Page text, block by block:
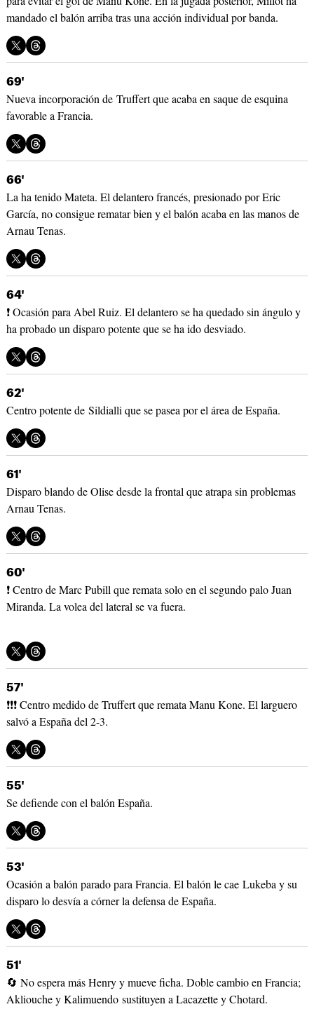
mandado el balón arriba tras una acción individual por banda.
69'
Nueva incorporación de Truffert que acaba en saque de esquina
favorable a Francia.
66'
La ha tenido Mateta. El delantero francés, presionado por Eric
García, no consigue rematar bien y el balón acaba en las manos de
Arnau Tenas.
64'
❗ Ocasión para Abel Ruiz. El delantero se ha quedado sin ángulo y
ha probado un disparo potente que se ha ido desviado.
62'
Centro potente de Sildialli que se pasea por el área de España.
61'
Disparo blando de Olise desde la frontal que atrapa sin problemas
Arnau Tenas.
60'
❗ Centro de Marc Pubill que remata solo en el segundo palo Juan
Miranda. La volea del lateral se va fuera.
57'
❗❗❗ Centro medido de Truffert que remata Manu Kone. El larguero
salvó a España del 2-3.
55'
Se defiende con el balón España.
53'
Ocasión a balón parado para Francia. El balón le cae Lukeba y su
disparo lo desvía a córner la defensa de España.
51'
🔄 No espera más Henry y mueve ficha. Doble cambio en Francia;
Akliouche y Kalimuendo sustituyen a Lacazette y Chotard.